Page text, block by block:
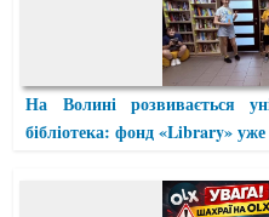
На Волині розвивається
бібліотека: фонд «Library»